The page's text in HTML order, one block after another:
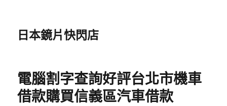
日本鏡片快閃店
電腦割字查詢好評台北市機車
借款購買信義區汽車借款